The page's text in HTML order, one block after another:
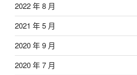
2022 年 8 月
2021 年 5 月
2020 年 9 月
2020 年 7 月